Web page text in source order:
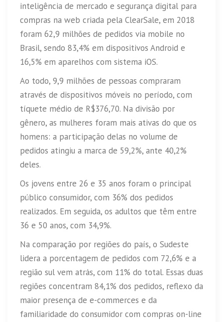
inteligência de mercado e segurança digital para
compras na web criada pela ClearSale, em 2018
foram 62,9 milhões de pedidos via mobile no
Brasil, sendo 83,4% em dispositivos Android e
16,5% em aparelhos com sistema iOS.
Ao todo, 9,9 milhões de pessoas compraram
através de dispositivos móveis no período, com
tíquete médio de R$376,70. Na divisão por
gênero, as mulheres foram mais ativas do que os
homens: a participação delas no volume de
pedidos atingiu a marca de 59,2%, ante 40,2%
deles.
Os jovens entre 26 e 35 anos foram o principal
público consumidor, com 36% dos pedidos
realizados. Em seguida, os adultos que têm entre
36 e 50 anos, com 34,9%.
Na comparação por regiões do país, o Sudeste
lidera a porcentagem de pedidos com 72,6% e a
região sul vem atrás, com 11% do total. Essas duas
regiões concentram 84,1% dos pedidos, reflexo da
maior presença de e-commerces e da
familiaridade do consumidor com compras on-line